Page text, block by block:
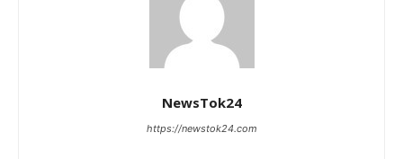
NewsTok24
https://newstok24.com